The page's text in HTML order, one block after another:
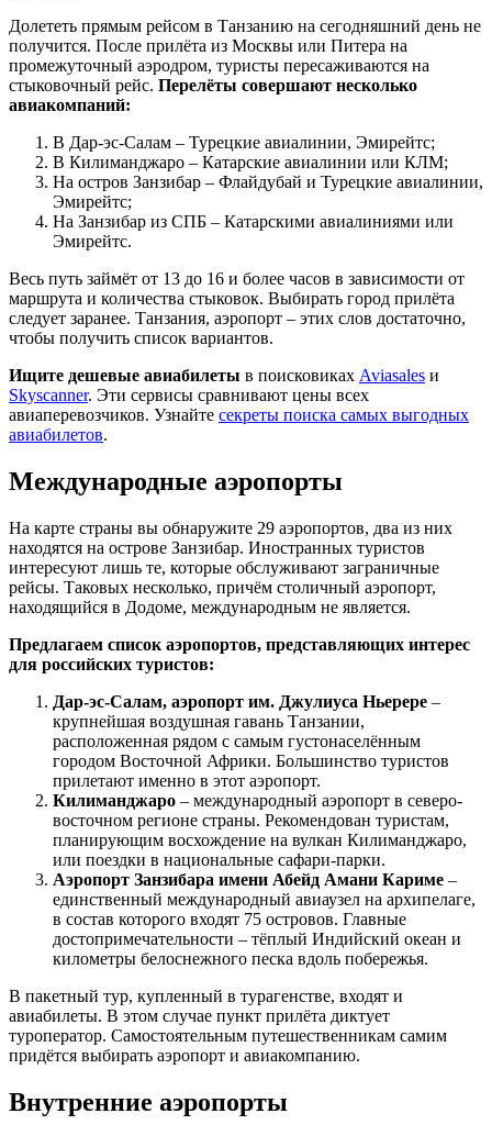
Долететь прямым рейсом в Танзанию на сегодняшний день не
получится. После прилёта из Москвы или Питера на
промежуточный аэродром, туристы пересаживаются на
стыковочный рейс. Перелёты совершают несколько
авиакомпаний:
В Дар-эс-Салам – Турецкие авиалинии, Эмирейтс;
В Килиманджаро – Катарские авиалинии или КЛМ;
На остров Занзибар – Флайдубай и Турецкие авиалинии,
Эмирейтс;
На Занзибар из СПБ – Катарскими авиалиниями или
Эмирейтс.
Весь путь займёт от 13 до 16 и более часов в зависимости от
маршрута и количества стыковок. Выбирать город прилёта
следует заранее. Танзания, аэропорт – этих слов достаточно,
чтобы получить список вариантов.
Ищите дешевые авиабилеты в поисковиках Aviasales и
Skyscanner. Эти сервисы сравнивают цены всех
авиаперевозчиков. Узнайте секреты поиска самых выгодных
авиабилетов.
Международные аэропорты
На карте страны вы обнаружите 29 аэропортов, два из них
находятся на острове Занзибар. Иностранных туристов
интересуют лишь те, которые обслуживают заграничные
рейсы. Таковых несколько, причём столичный аэропорт,
находящийся в Додоме, международным не является.
Предлагаем список аэропортов, представляющих интерес
для российских туристов:
Дар-эс-Салам, аэропорт им. Джулиуса Ньерере –
крупнейшая воздушная гавань Танзании,
расположенная рядом с самым густонаселённым
городом Восточной Африки. Большинство туристов
прилетают именно в этот аэропорт.
Килиманджаро – международный аэропорт в северо-
восточном регионе страны. Рекомендован туристам,
планирующим восхождение на вулкан Килиманджаро,
или поездки в национальные сафари-парки.
Аэропорт Занзибара имени Абейд Амани Кариме –
единственный международный авиаузел на архипелаге,
в состав которого входят 75 островов. Главные
достопримечательности – тёплый Индийский океан и
километры белоснежного песка вдоль побережья.
В пакетный тур, купленный в турагенстве, входят и
авиабилеты. В этом случае пункт прилёта диктует
туроператор. Самостоятельным путешественникам самим
придётся выбирать аэропорт и авиакомпанию.
Внутренние аэропорты